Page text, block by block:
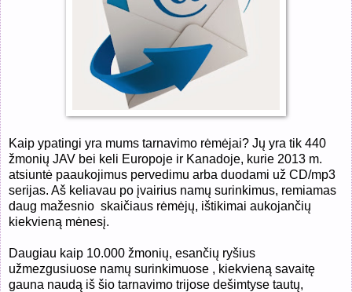
Kaip ypatingi yra mums tarnavimo rėmėjai? Jų yra tik 440
žmonių JAV bei keli Europoje ir Kanadoje, kurie 2013 m.
atsiuntė paaukojimus pervedimu arba duodami už CD/mp3
serijas. Aš keliavau po įvairius namų surinkimus, remiamas
daug mažesnio skaičiaus rėmėjų, ištikimai aukojančių
kiekvieną mėnesį.
Daugiau kaip 10.000 žmonių, esančių ryšius
užmezgusiuose namų surinkimuose , kiekvieną savaitę
gauna naudą iš šio tarnavimo trijose dešimtyse tautų,